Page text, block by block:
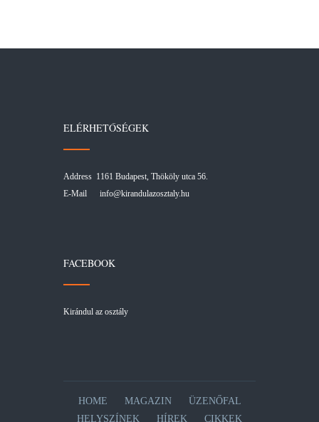
ELÉRHETŐSÉGEK
Address 1161 Budapest, Thököly utca 56.
E-Mail info@kirandulazosztaly.hu
FACEBOOK
Kirándul az osztály
HOME MAGAZIN
ÜZENŐFAL
HELYSZÍNEK
HÍREK CIKKEK